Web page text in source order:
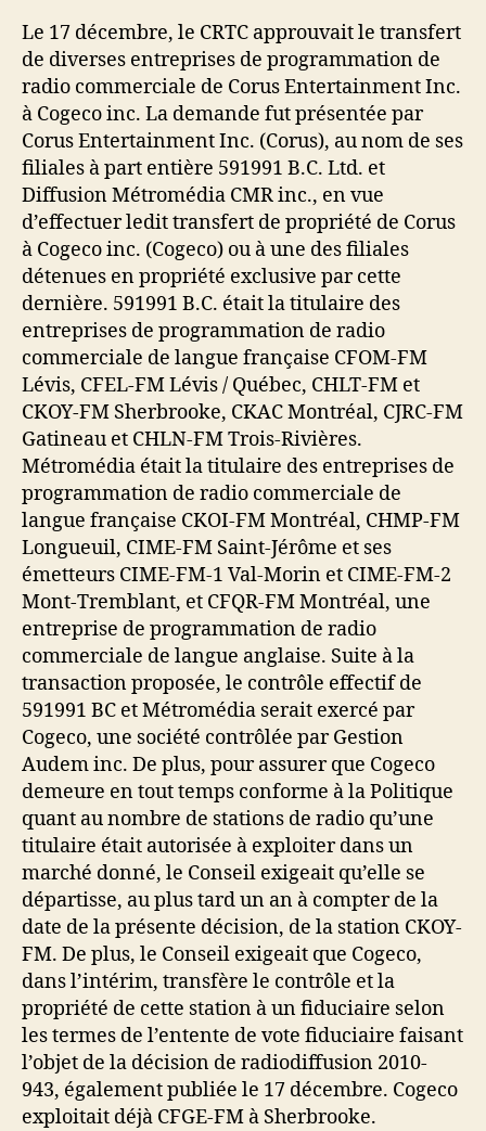
Le 17 décembre, le CRTC approuvait le transfert
de diverses entreprises de programmation de
radio commerciale de Corus Entertainment Inc.
à Cogeco inc. La demande fut présentée par
Corus Entertainment Inc. (Corus), au nom de ses
filiales à part entière 591991 B.C. Ltd. et
Diffusion Métromédia CMR inc., en vue
d’effectuer ledit transfert de propriété de Corus
à Cogeco inc. (Cogeco) ou à une des filiales
détenues en propriété exclusive par cette
dernière. 591991 B.C. était la titulaire des
entreprises de programmation de radio
commerciale de langue française CFOM-FM
Lévis, CFEL-FM Lévis / Québec, CHLT-FM et
CKOY-FM Sherbrooke, CKAC Montréal, CJRC-FM
Gatineau et CHLN-FM Trois-Rivières.
Métromédia était la titulaire des entreprises de
programmation de radio commerciale de
langue française CKOI-FM Montréal, CHMP-FM
Longueuil, CIME-FM Saint-Jérôme et ses
émetteurs CIME-FM-1 Val-Morin et CIME-FM-2
Mont-Tremblant, et CFQR-FM Montréal, une
entreprise de programmation de radio
commerciale de langue anglaise. Suite à la
transaction proposée, le contrôle effectif de
591991 BC et Métromédia serait exercé par
Cogeco, une société contrôlée par Gestion
Audem inc. De plus, pour assurer que Cogeco
demeure en tout temps conforme à la Politique
quant au nombre de stations de radio qu’une
titulaire était autorisée à exploiter dans un
marché donné, le Conseil exigeait qu’elle se
départisse, au plus tard un an à compter de la
date de la présente décision, de la station CKOY-
FM. De plus, le Conseil exigeait que Cogeco,
dans l’intérim, transfère le contrôle et la
propriété de cette station à un fiduciaire selon
les termes de l’entente de vote fiduciaire faisant
l’objet de la décision de radiodiffusion 2010-
943, également publiée le 17 décembre. Cogeco
exploitait déjà CFGE-FM à Sherbrooke.